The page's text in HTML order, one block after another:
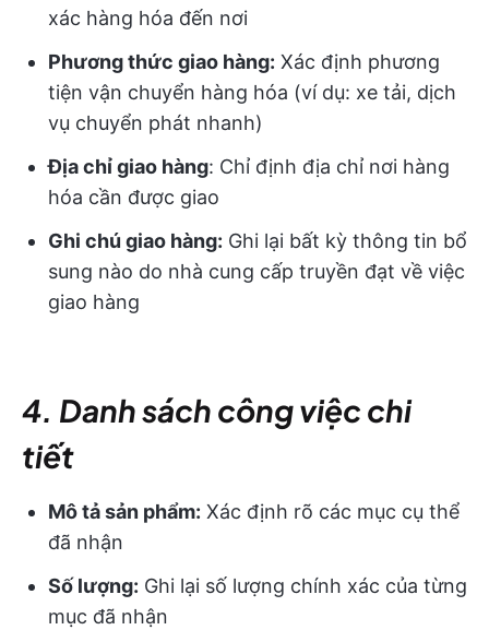
xác hàng hóa đến nơi
Phương thức giao hàng: Xác định phương
tiện vận chuyển hàng hóa (ví dụ: xe tải, dịch
vụ chuyển phát nhanh)
Địa chỉ giao hàng: Chỉ định địa chỉ nơi hàng
hóa cần được giao
Ghi chú giao hàng: Ghi lại bất kỳ thông tin bổ
sung nào do nhà cung cấp truyền đạt về việc
giao hàng
4. Danh sách công việc chi
tiết
Mô tả sản phẩm: Xác định rõ các mục cụ thể
đã nhận
Số lượng: Ghi lại số lượng chính xác của từng
mục đã nhận